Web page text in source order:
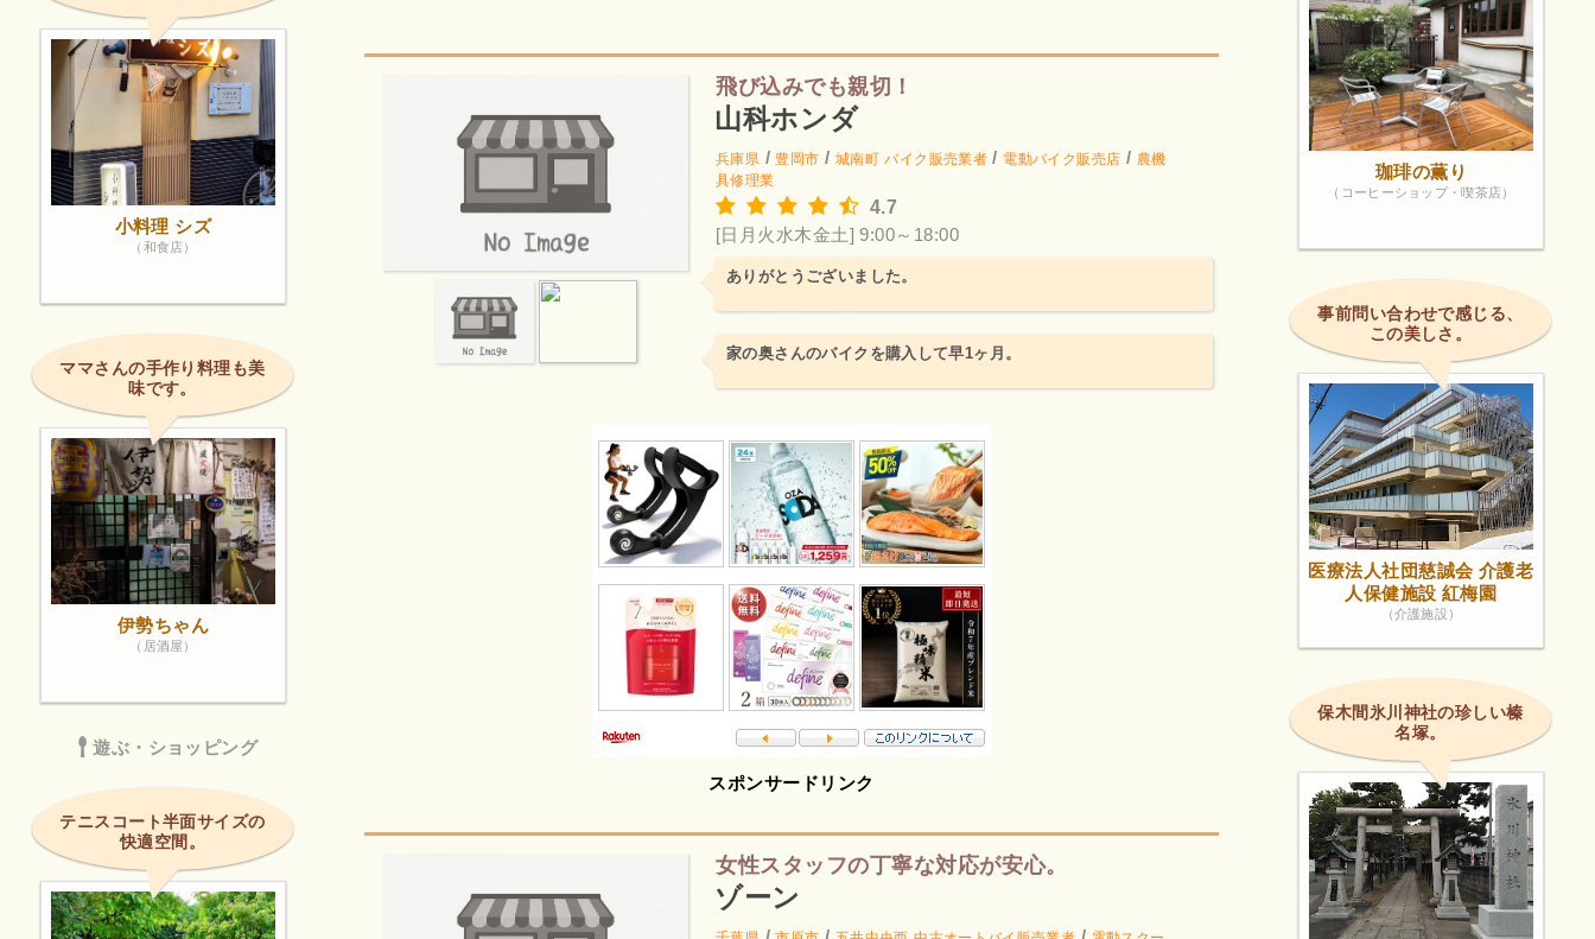
飛び込みでも親切！
山科ホンダ
兵庫県 / 豊岡市 / 城南町 バイク販売業者/ 電動バイク販売店 / 農機
具修理業
4.7
[日月火水木金土] 9:00～18:00
ありがとうございました。
家の奥さんのバイクを購入して早1ヶ月。
スポンサードリンク
女性スタッフの丁寧な対応が安心。
ゾーン
小料理 シズ
（和食店）
ママさんの手作り料理も美
味です。
伊勢ちゃん
（居酒屋）
遊ぶ・ショッピング
テニスコート半面サイズの
快適空間。
珈琲の薫り
（コーヒーショップ・喫茶店）
事前問い合わせで感じる、
この美しさ。
医療法人社団慈誠会 介護老
人保健施設 紅梅園
（介護施設）
保木間氷川神社の珍しい榛
名塚。